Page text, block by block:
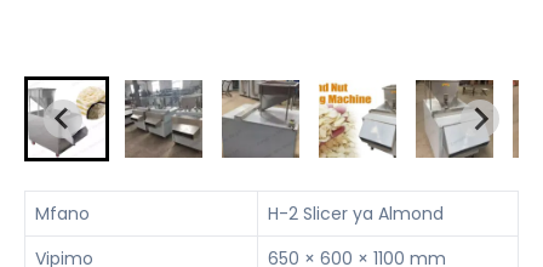
Mfano
H-2 Slicer ya Almond
Vipimo
650 × 600 × 1100 mm